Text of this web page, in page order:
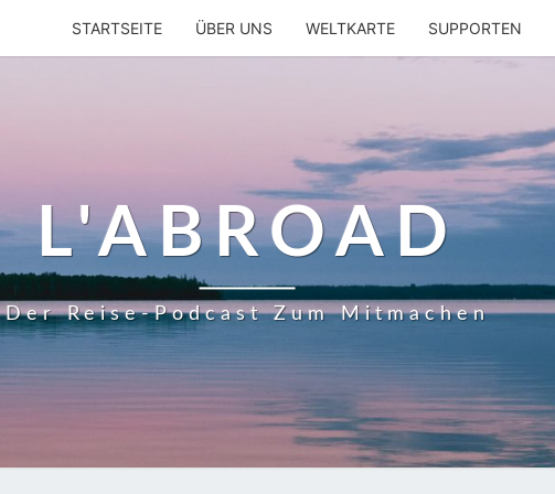
STARTSEITE ÜBER UNS WELTKARTE SUPPORTEN
L'ABROAD
Der Reise-Podcast Zum Mitmachen